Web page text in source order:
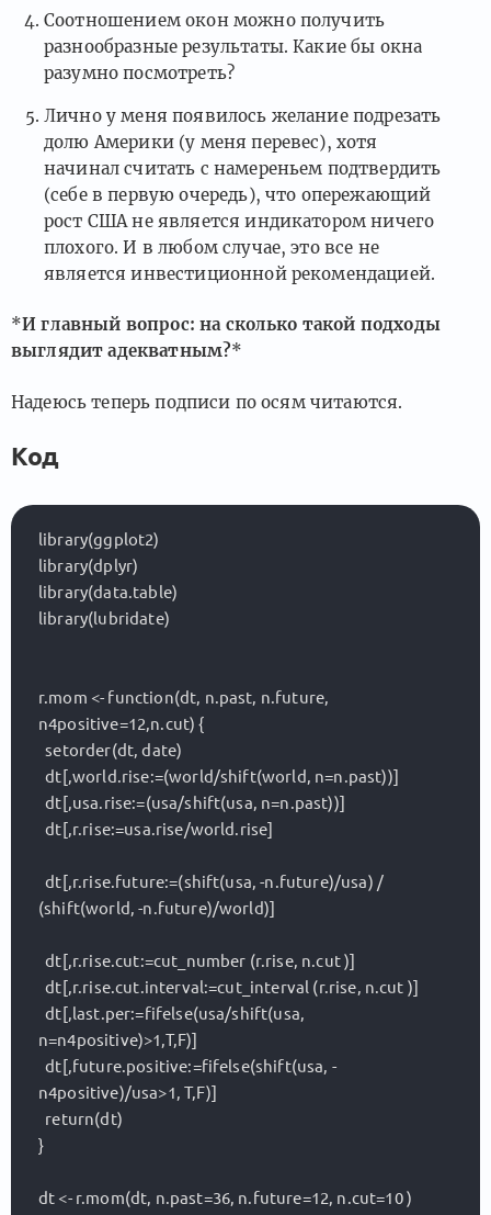
Соотношением окон можно получить
разнообразные результаты. Какие бы окна
разумно посмотреть?
Лично у меня появилось желание подрезать
долю Америки (у меня перевес), хотя
начинал считать с намереньем подтвердить
(себе в первую очередь), что опережающий
рост США не является индикатором ничего
плохого. И в любом случае, это все не
является инвестиционной рекомендацией.
*И главный вопрос: на сколько такой подходы
выглядит адекватным?*
Надеюсь теперь подписи по осям читаются.
Код
library(ggplot2)
library(dplyr)
library(data.table)
library(lubridate)
r.mom <- function(dt, n.past, n.future,
n4positive=12,n.cut) {
  setorder(dt, date)
  dt[,world.rise:=(world/shift(world, n=n.past))]
  dt[,usa.rise:=(usa/shift(usa, n=n.past))]
  dt[,r.rise:=usa.rise/world.rise]
  dt[,r.rise.future:=(shift(usa, -n.future)/usa) /
(shift(world, -n.future)/world)]
  dt[,r.rise.cut:=cut_number (r.rise, n.cut )]
  dt[,r.rise.cut.interval:=cut_interval (r.rise, n.cut )]
  dt[,last.per:=fifelse(usa/shift(usa,
n=n4positive)>1,T,F)]
  dt[,future.positive:=fifelse(shift(usa, -
n4positive)/usa>1, T,F)]
}
dt <- r.mom(dt, n.past=36, n.future=12, n.cut=10 )